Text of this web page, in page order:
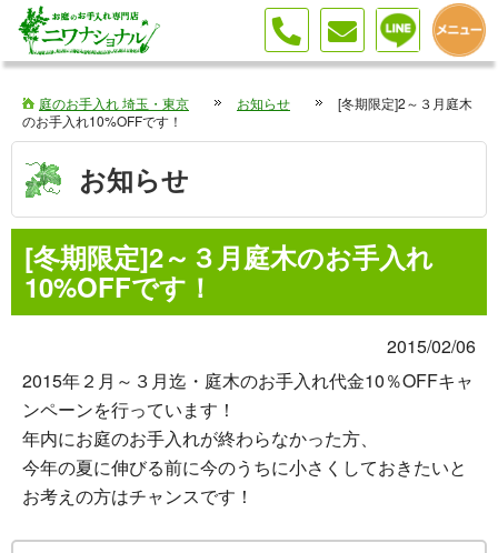
庭のお手入れ 埼玉・東京 お知らせ
[冬期限定]2～３月庭木
のお手入れ10%OFFです！
お知らせ
[冬期限定]2～３月庭木のお手入れ
10%OFFです！
2015/02/06
2015年２月～３月迄・庭木のお手入れ代金10％OFFキャ
ンペーンを行っています！
年内にお庭のお手入れが終わらなかった方、
今年の夏に伸びる前に今のうちに小さくしておきたいと
お考えの方はチャンスです！